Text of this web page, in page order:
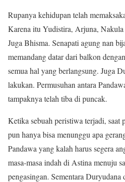
Rupanya kehidupan telah
Karena itu Yudistira, Arjuna,
Juga Bhisma. Senapati agung nan
memandang datar dari balkon
semua hal yang berlangsung. Juga
lakukan. Permusuhan antara
tampaknya telah tiba di puncak.
Ketika sebuah peristiwa terjadi, saat
pun hanya bisa menunggu apa
Pandawa yang kalah harus segera
masa-masa indah di Astina menuju
pengasingan. Sementara Duryudana